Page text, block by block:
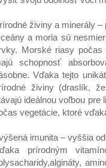
živiny a minerály
a moria sú
Morské riasy
schopnosť
Vďaka tejto
živiny (draslík,
ideálnou voľbou pre
vegetácie, ktoré
imunita – vyššia
prírodným